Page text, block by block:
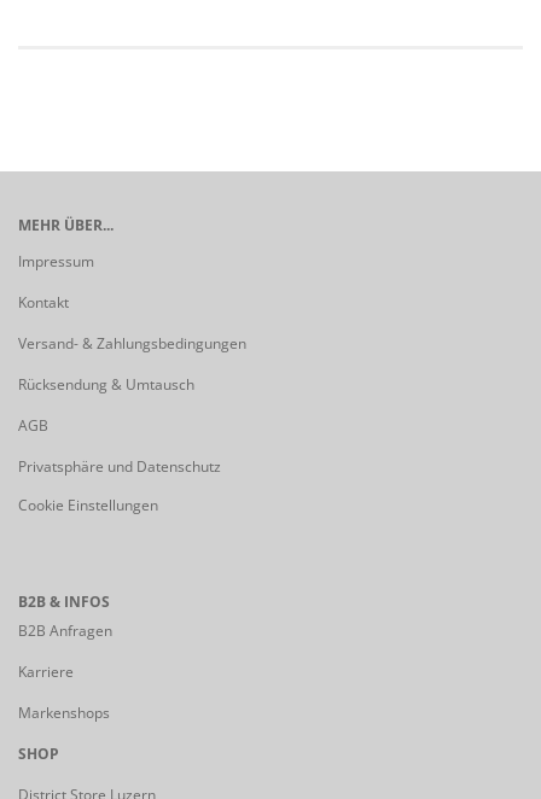
MEHR ÜBER...
Impressum
Kontakt
Versand- & Zahlungsbedingungen
Rücksendung & Umtausch
AGB
Privatsphäre und Datenschutz
Cookie Einstellungen
B2B & INFOS
B2B Anfragen
Karriere
Markenshops
SHOP
District Store Luzern